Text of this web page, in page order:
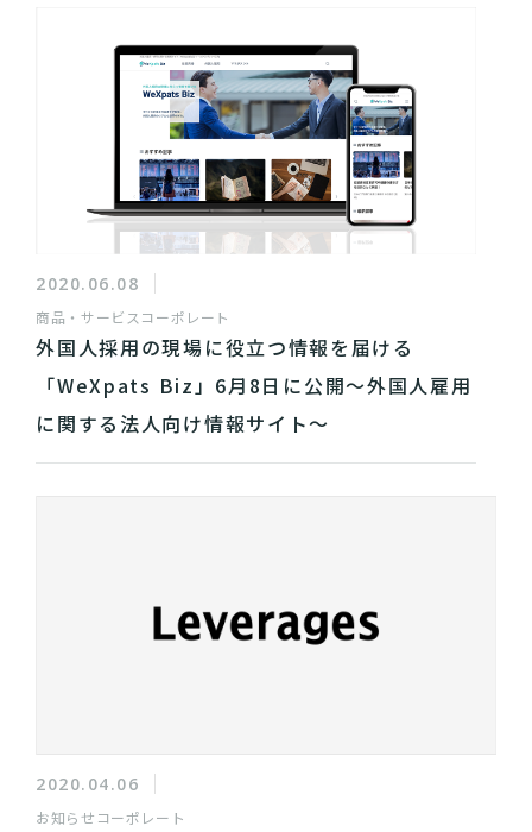
2020.06.08
商品・サービス コーポレート
外国人採用の現場に役立つ情報を届ける
「WeXpats Biz」6月8日に公開～外国人雇用
に関する法人向け情報サイト～
2020.04.06
お知らせ コーポレート